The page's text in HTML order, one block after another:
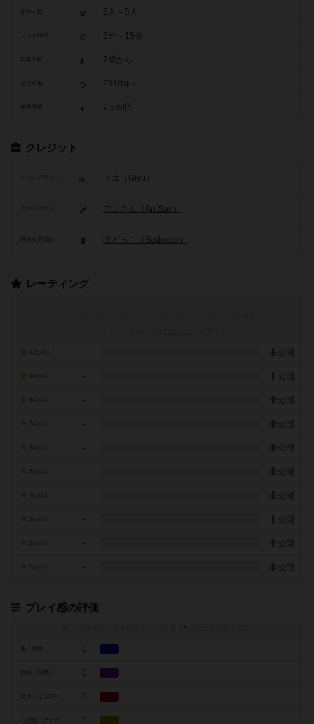
参加人数 3人～5人
5分～15分
7歳から
2018年～
参考価格 2,500円
クレジット
ゲームデザイン ギユ（Giyu）
アートワーク アンさん（An San）
ぼどっこ（Bodocco）
レーティング
- 非公開
- 非公開
- 非公開
7点の人 - 非公開
- 非公開
- 非公開
- 非公開
- 非公開
- 非公開
- 非公開
プレイ感の評価
※
0
戦略・判断力 0
0
0